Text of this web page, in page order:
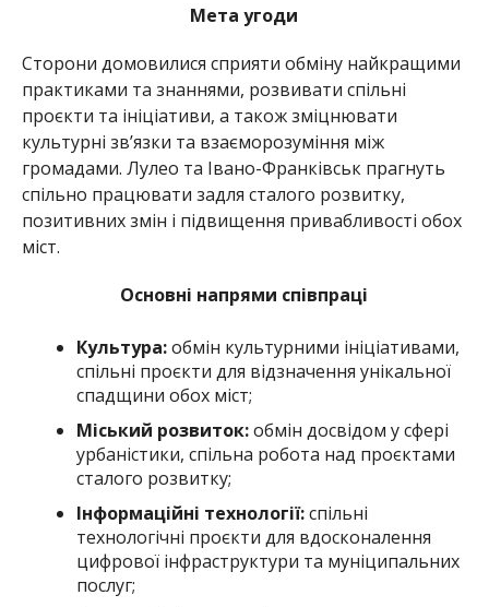
Мета угоди
Сторони домовилися сприяти обміну найкращими
практиками та знаннями, розвивати спільні
проєкти та ініціативи, а також зміцнювати
культурні зв’язки та взаєморозуміння між
громадами. Лулео та Івано-Франківськ прагнуть
спільно працювати задля сталого розвитку,
позитивних змін і підвищення привабливості обох
міст.
Основні напрями співпраці
Культура:обмін культурними ініціативами,
спільні проєкти для відзначення унікальної
спадщини обох міст;
Міський розвиток:обмін досвідом у сфері
урбаністики, спільна робота над проєктами
сталого розвитку;
Інформаційні технології:спільні
технологічні проєкти для вдосконалення
цифрової інфраструктури та муніципальних
послуг;